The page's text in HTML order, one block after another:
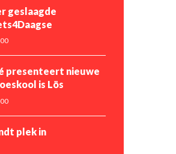
geslaagde
presenteert nieuwe
is Lös
plek in